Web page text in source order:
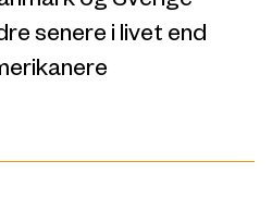
senere i livet end